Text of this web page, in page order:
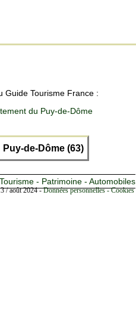
Guide Tourisme France :
du Puy-de-Dôme
Puy-de-Dôme (63)
- Patrimoine - Automobiles
/ août 2024 -Données personnelles -